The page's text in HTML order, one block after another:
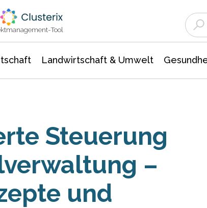
Tool
Landwirtschaft & Umwelt
Steuerung
–
und